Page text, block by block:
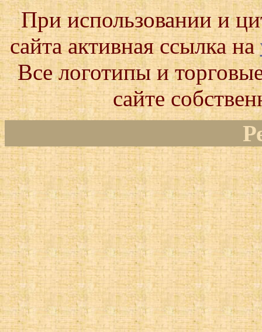
При использовании и
сайта активная ссылка на
Все логотипы и
сайте